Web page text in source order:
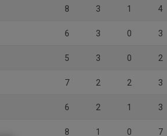
8 3 1 4
6 3 0 3
5 3 0 2
7 2 2 3
6 2 1 3
8 1 0 7